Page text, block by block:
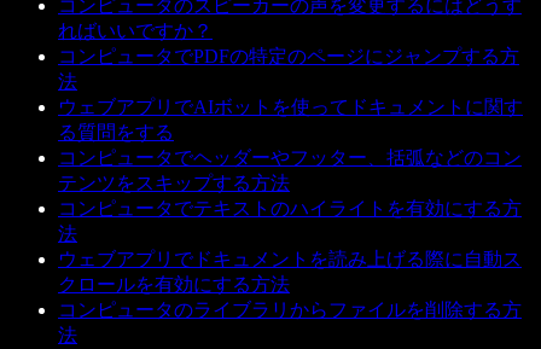
コンピュータのスピーカーの声を変更するにはどうす
ればいいですか？
コンピュータでPDFの特定のページにジャンプする方
法
ウェブアプリでAIボットを使ってドキュメントに関す
る質問をする
コンピュータでヘッダーやフッター、括弧などのコン
テンツをスキップする方法
コンピュータでテキストのハイライトを有効にする方
法
ウェブアプリでドキュメントを読み上げる際に自動ス
クロールを有効にする方法
コンピュータのライブラリからファイルを削除する方
法